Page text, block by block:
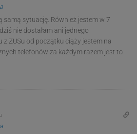
samą sytuację. Również jestem w 7
nie dostałam ani jednego
z ZUSu od początku ciąży jestem na
telefonów za każdym razem jest to